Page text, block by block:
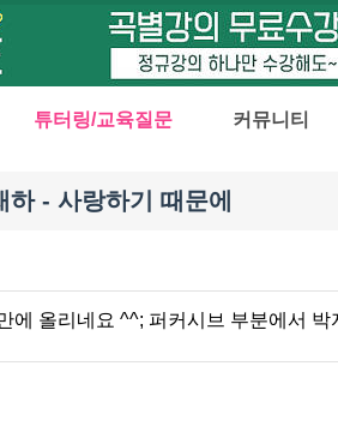
튜터링/교육질문 커뮤니티
- 사랑하기 때문에
에 올리네요 ^^; 퍼커시브 부분에서